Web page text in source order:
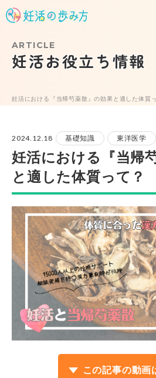
妊活における『当帰芍薬散』の効果と適した体質
ARTICLE
妊活お役立ち情報
2024.12.18 基礎知識 東洋医学
妊活における『当帰
と適した体質って？
この記事の動画